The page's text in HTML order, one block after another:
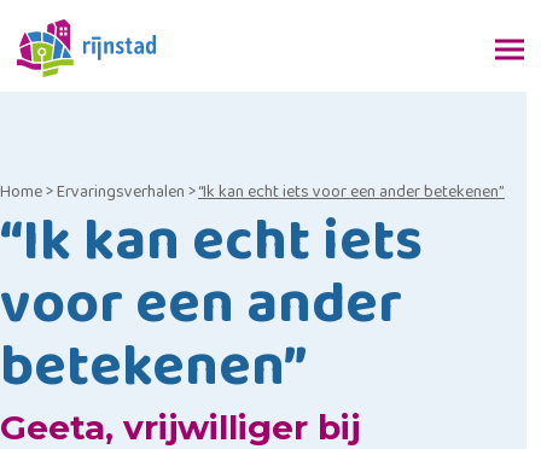
Home>Ervaringsverhalen>“Ik kan echt iets voor een ander betekenen”
“Ik kan echt iets
voor een ander
betekenen”
Geeta, vrijwilliger bij